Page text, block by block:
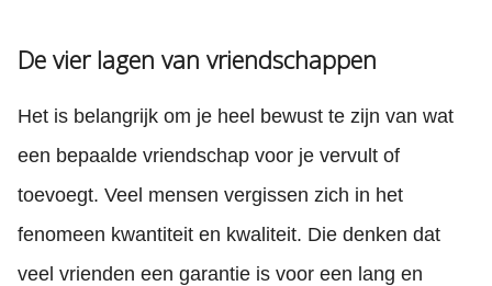
De vier lagen van vriendschappen
Het is belangrijk om je heel bewust te zijn van wat
een bepaalde vriendschap voor je vervult of
toevoegt. Veel mensen vergissen zich in het
fenomeen kwantiteit en kwaliteit. Die denken dat
veel vrienden een garantie is voor een lang en